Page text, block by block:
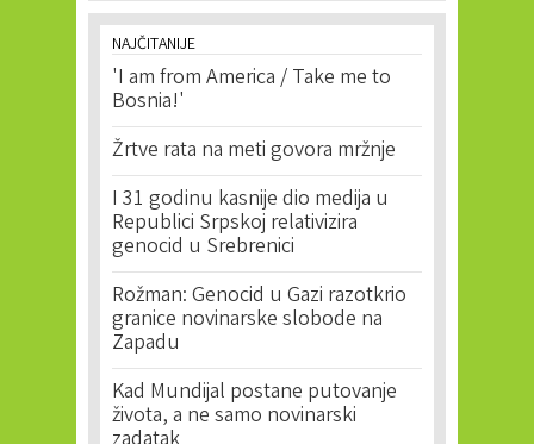
NAJČITANIJE
'I am from America / Take me to
Bosnia!'
Žrtve rata na meti govora mržnje
I 31 godinu kasnije dio medija u
Republici Srpskoj relativizira
genocid u Srebrenici
Rožman: Genocid u Gazi razotkrio
granice novinarske slobode na
Zapadu
Kad Mundijal postane putovanje
života, a ne samo novinarski